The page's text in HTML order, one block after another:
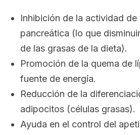
Inhibición de la actividad de
pancreática (lo que
de las grasas de la dieta).
Promoción de la quema de
fuente de energía.
Reducción de la
adipocitos (células grasas).
Ayuda en el control del